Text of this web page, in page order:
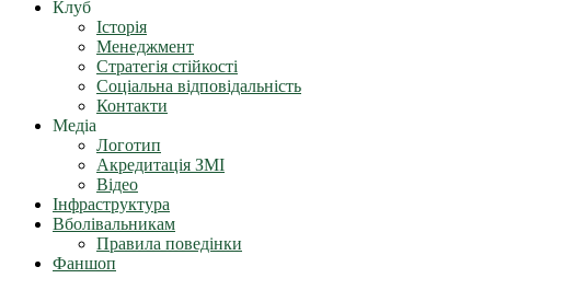
Клуб
Історія
Менеджмент
Стратегія стійкості
Соціальна відповідальність
Контакти
Медіа
Логотип
Акредитація ЗМІ
Відео
Інфраструктура
Вболівальникам
Правила поведінки
Фаншоп